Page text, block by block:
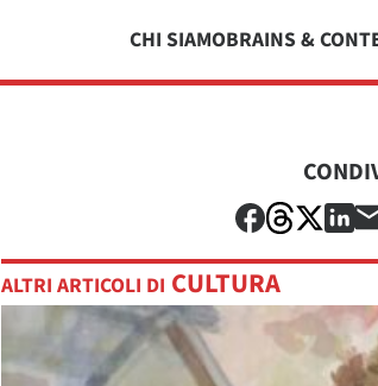
CHI SIAMOBRAINS &
ALTRI ARTICOLI DI CULTURA